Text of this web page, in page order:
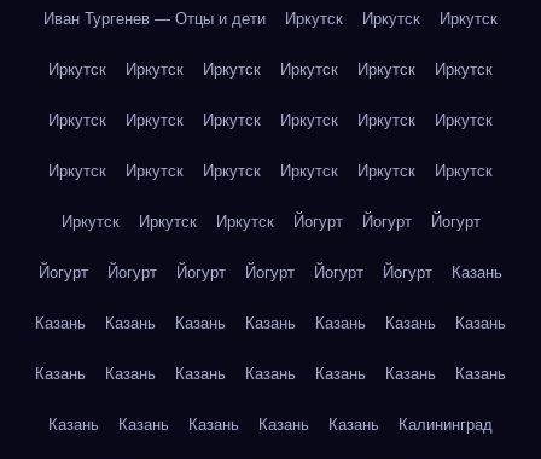
Иван Тургенев — Отцы и дети Иркутск Иркутск Иркутск
Иркутск Иркутск Иркутск Иркутск Иркутск Иркутск
Иркутск Иркутск Иркутск Иркутск Иркутск Иркутск
Иркутск Иркутск Иркутск Иркутск Иркутск Иркутск
Иркутск Иркутск Иркутск Йогурт Йогурт Йогурт
Йогурт Йогурт Йогурт Йогурт Йогурт Йогурт Казань
Казань Казань Казань Казань Казань Казань Казань
Казань Казань Казань Казань Казань Казань Казань
Казань Казань Казань Казань Казань Калининград